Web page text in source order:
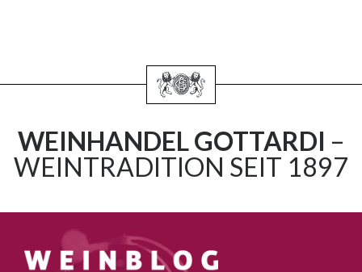
WEINHANDEL GOTTARDI –
WEINTRADITION SEIT 1897